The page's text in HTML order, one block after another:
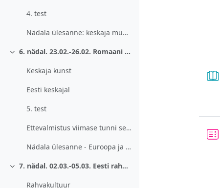
4. test
Nädala ülesanne: keskaja muusika kuulamine
Ahenda 6. nädal. 23.02.-26.02. Romaani ja gooti stiil.
Keskaja kunst
Eesti keskajal
5. test
Ettevalmistus viimase tunni seminariks
Nädala ülesanne - Euroopa ja Eesti kirikuarhitektuur.
Ahenda 7. nädal. 02.03.-05.03. Eesti rahvakultuur.
Rahvakultuur